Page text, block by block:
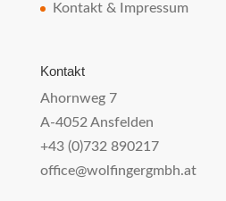
Kontakt & Impressum
Kontakt
Ahornweg 7
A-4052 Ansfelden
+43 (0)732 890217
office@wolfingergmbh.at